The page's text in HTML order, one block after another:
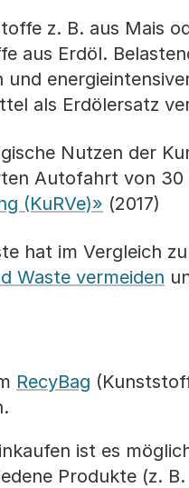
z. B. aus Mais
aus Erdöl.
und
als Erdölersatz
Nutzen der
Autofahrt von 30
(KuRVe)» (2017)
hat im Vergleich
Waste vermeiden
RecyBag
ist es
Produkte (z.